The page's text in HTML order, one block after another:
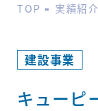
ポリウレ
実績紹介
会社概要
TOP 実績紹介
建設事業
キューピ